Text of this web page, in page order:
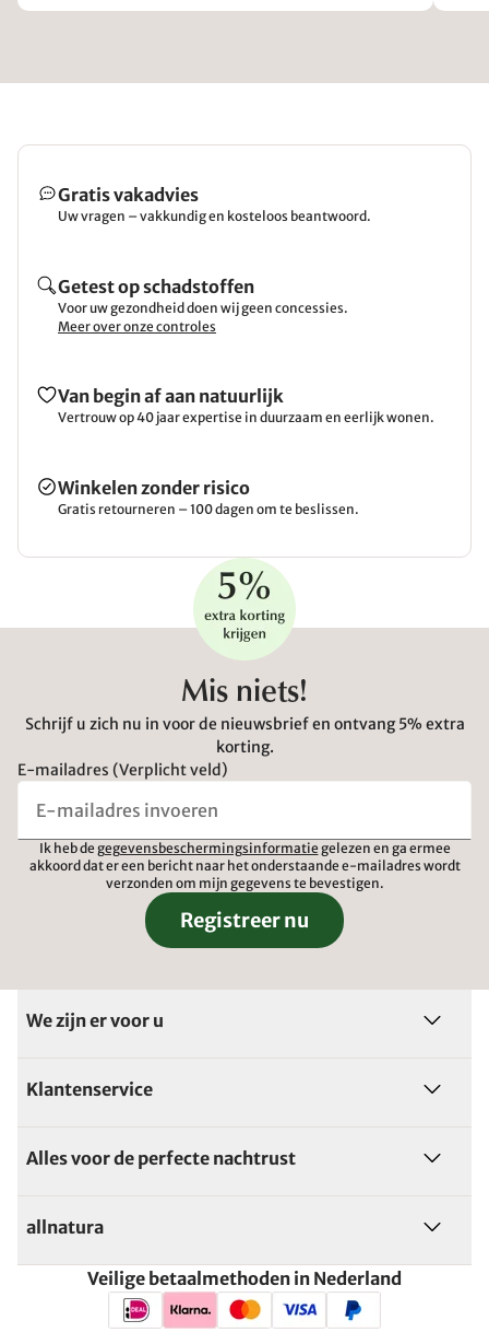
Gratis vakadvies
Uw vragen – vakkundig en kosteloos beantwoord.
Getest op schadstoffen
Voor uw gezondheid doen wij geen concessies.
Meer over onze controles
Van begin af aan natuurlijk
Vertrouw op 40 jaar expertise in duurzaam en eerlijk wonen.
Winkelen zonder risico
Gratis retourneren – 100 dagen om te beslissen.
Mis niets!
Schrijf u zich nu in voor de nieuwsbrief en ontvang 5% extra
korting.
E-mailadres (Verplicht veld)
Ik heb de gegevensbeschermingsinformatie gelezen en ga ermee
akkoord dat er een bericht naar het onderstaande e-mailadres wordt
verzonden om mijn gegevens te bevestigen.
Registreer nu
We zijn er voor u
Klantenservice
Alles voor de perfecte nachtrust
allnatura
Veilige betaalmethoden in Nederland